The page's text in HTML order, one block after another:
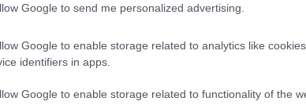
Google to send me personalized advertising.
Google to enable storage related to analytics like
identifiers in apps.
Google to enable storage related to functionality of the